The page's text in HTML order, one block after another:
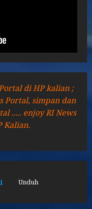
di HP kalian ;
Portal, simpan dan
..... enjoy RI News
Kalian.
Unduh